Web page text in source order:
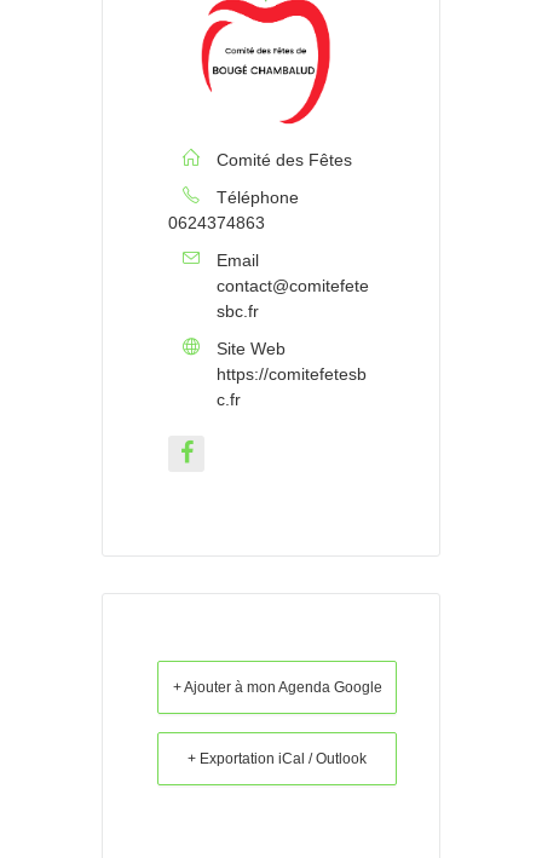
Comité des Fêtes
Téléphone
0624374863
Email
contact@comitefete
sbc.fr
Site Web
https://comitefetesb
c.fr
+ Ajouter à mon Agenda Google
+ Exportation iCal / Outlook